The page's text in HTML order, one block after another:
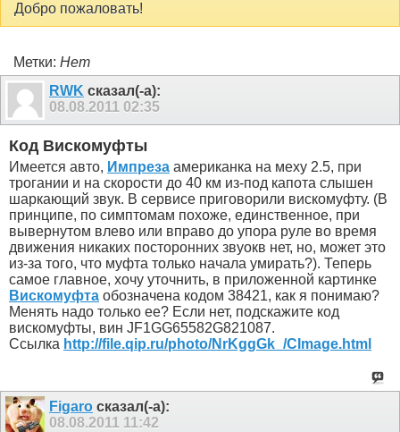
Добро пожаловать!
Метки: Нет
RWK сказал(-а):
08.08.2011 02:35
Код Вискомуфты
Имеется авто, Импреза американка на меху 2.5, при
трогании и на скорости до 40 км из-под капота слышен
шаркающий звук. В сервисе приговорили вискомуфту. (В
принципе, по симптомам похоже, единственное, при
вывернутом влево или вправо до упора руле во время
движения никаких посторонних звуокв нет, но, может это
из-за того, что муфта только начала умирать?). Теперь
самое главное, хочу уточнить, в приложенной картинке
Вискомуфта обозначена кодом 38421, как я понимаю?
Менять надо только ее? Если нет, подскажите код
вискомуфты, вин JF1GG65582G821087.
Ссылка http://file.qip.ru/photo/NrKggGk_/CImage.html
Figaro сказал(-а):
08.08.2011 11:42